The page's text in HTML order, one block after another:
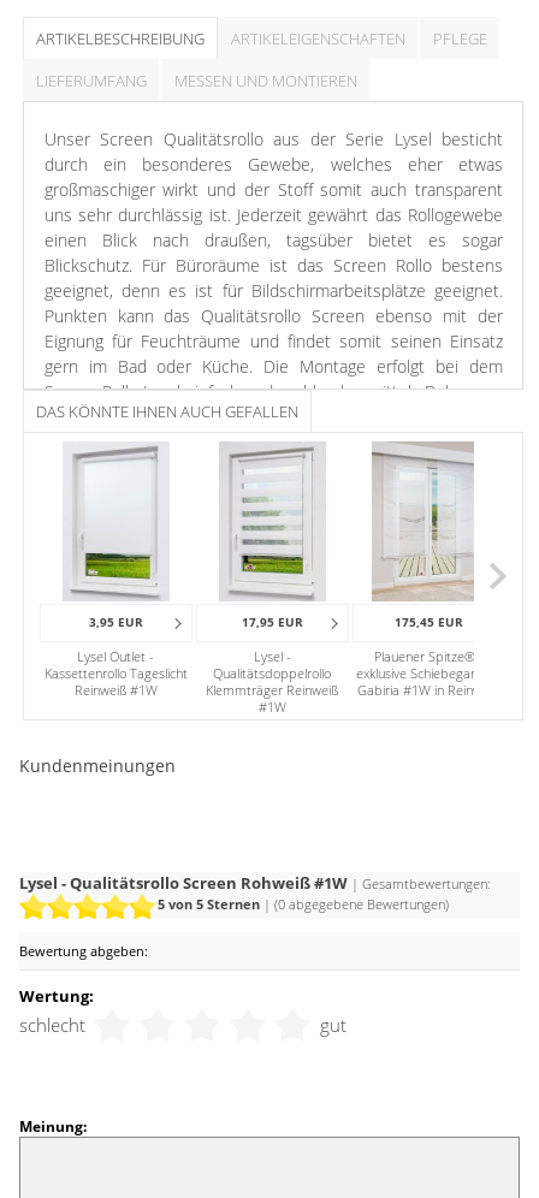
ARTIKELBESCHREIBUNG ARTIKELEIGENSCHAFTEN
PFLEGE
LIEFERUMFANG
MESSEN UND MONTIEREN
Unser Screen Qualitätsrollo aus der Serie Lysel besticht
durch ein besonderes Gewebe, welches eher etwas
großmaschiger wirkt und der Stoff somit auch transparent
uns sehr durchlässig ist. Jederzeit gewährt das Rollogewebe
einen Blick nach draußen, tagsüber bietet es sogar
Blickschutz. Für Büroräume ist das Screen Rollo bestens
geeignet, denn es ist für Bildschirmarbeitsplätze geeignet.
Punkten kann das Qualitätsrollo Screen ebenso mit der
Eignung für Feuchträume und findet somit seinen Einsatz
gern im Bad oder Küche. Die Montage erfolgt bei dem
Screen Rollo Lysel einfach und problemlos mittels Bohren an
der Decke, Wand oder in der Nische. Die Montage ohne
Bohren ist eine sehr gute Alternative, wenn Sie das Rollo
nicht Schrauben möchten. Hierzu können Sie separat die
Klemm- oder Klebeträger bestellen. Die Reinigung des Rollos
ist sehr einfach und kann mit einem trockenen oder leicht
angefeuchteten Wischtuch erfolgen.
Dekorieren und Farbakzente setzen, all das können Sie mit
einem rohweißen Rollo. Seine neutrale Optik sorgt für
Behang fügt sich harmonisch in beinahe jedes
Einrichtungskonzept ein und lässt genügend Platz für andere
Akzente.
DAS KÖNNTE IHNEN AUCH GEFALLEN
3,95 EUR
Lysel Outlet -
Kassettenrollo Tageslicht
Reinweiß #1W
17,95 EUR
Lysel -
Qualitätsdoppelrollo
Klemmträger Reinweiß
#1W
175,45 EUR
Plauener Spitze® -
exklusive Schiebegardine
Gabiria #1W in Reinweiß
Kundenmeinungen
Lysel - Qualitätsrollo Screen Rohweiß #1W| Gesamtbewertungen:
5 von 5 Sternen | (0 abgegebene Bewertungen)
Bewertung abgeben:
Wertung:
schlecht gut
Meinung: